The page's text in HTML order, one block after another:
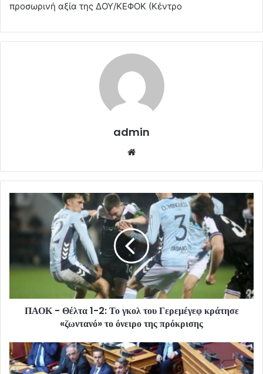
προσωρινή αξία της ΔΟΥ/ΚΕΦΟΚ (Κέντρο
admin
ΠΑΟΚ - Θέλτα 1-2: Το γκολ του Γερεμέγεφ κράτησε
«ζωντανό» το όνειρο της πρόκρισης